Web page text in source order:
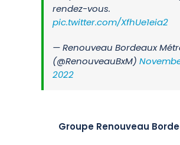
rendez-vous.
pic.twitter.com/XfhUe1eia2
— Renouveau Bordeaux
(@RenouveauBxM)
2022
Groupe Renouveau